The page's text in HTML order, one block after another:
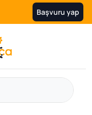
Başvuru yap